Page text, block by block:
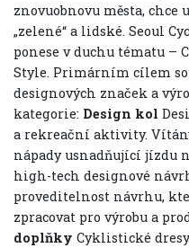
znovuobnovu města, chce
„zelené“ a lidské. Seoul
ponese v duchu tématu –
Style. Primárním cílem
designových značek a
kategorie: Design kol
a rekreační aktivity.
nápady usnadňující jízdu
high-tech designové
proveditelnost návrhu,
zpracovat pro výrobu a
doplňky Cyklistické